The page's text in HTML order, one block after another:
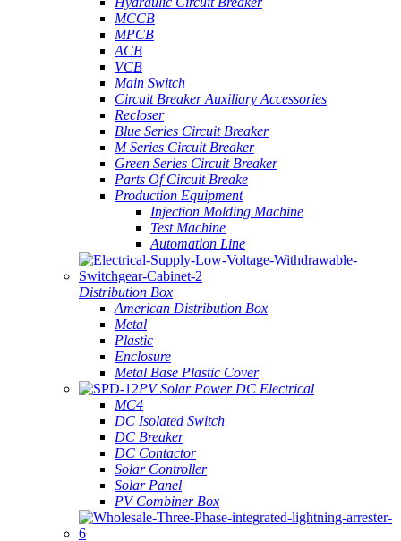
MCCB
MPCB
ACB
VCB
Main Switch
Circuit Breaker Auxiliary Accessories
Recloser
Blue Series Circuit Breaker
M Series Circuit Breaker
Green Series Circuit Breaker
Parts Of Circuit Breake
Production Equipment
Injection Molding Machine
Test Machine
Automation Line
Distribution Box
American Distribution Box
Metal
Plastic
Enclosure
Metal Base Plastic Cover
PV Solar Power DC Electrical
MC4
DC Isolated Switch
DC Breaker
DC Contactor
Solar Controller
Solar Panel
PV Combiner Box